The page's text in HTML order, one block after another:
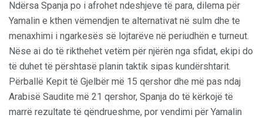
Ndërsa Spanja po i afrohet ndeshjeve të para, dilema për
Yamalin e kthen vëmendjen te alternativat në sulm dhe te
menaxhimi i ngarkesës së lojtarëve në periudhën e turneut.
Nëse ai do të rikthehet vetëm për njërën nga sfidat, ekipi do
të duhet të përshtasë planin taktik sipas kundërshtarit.
Përballë Kepit të Gjelbër më 15 qershor dhe më pas ndaj
Arabisë Saudite më 21 qershor, Spanja do të kërkojë të
marrë rezultate të qëndrueshme, por vendimi për Yamalin